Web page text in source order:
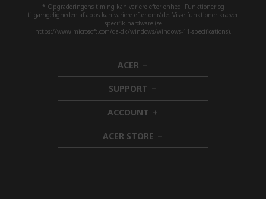
* Opgraderingens timing kan variere efter enhed. Funktioner og
tilgængeligheden af apps kan variere efter område. Visse funktioner kræver
specifik hardware (se
https://www.microsoft.com/da-dk/windows/windows-11-specifications).
ACER h
i
d
d
e
n
SUPPORT h
i
d
e
n
ACCOUNT h
i
d
d
ACER STORE h
i